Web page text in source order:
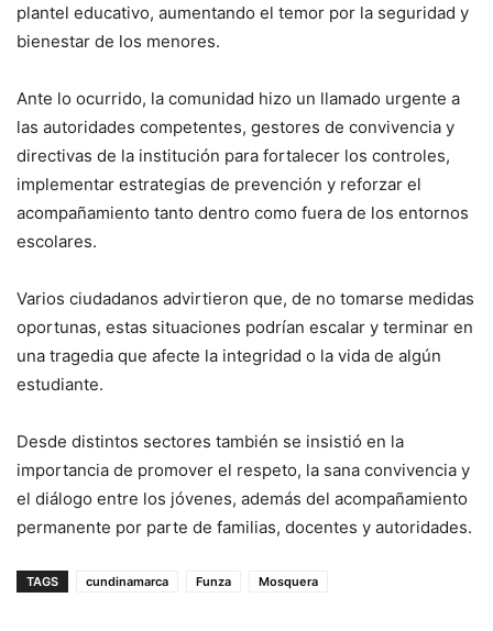
plantel educativo, aumentando el temor por la seguridad y
bienestar de los menores.
Ante lo ocurrido, la comunidad hizo un llamado urgente a
las autoridades competentes, gestores de convivencia y
directivas de la institución para fortalecer los controles,
implementar estrategias de prevención y reforzar el
acompañamiento tanto dentro como fuera de los entornos
escolares.
Varios ciudadanos advirtieron que, de no tomarse medidas
oportunas, estas situaciones podrían escalar y terminar en
una tragedia que afecte la integridad o la vida de algún
estudiante.
Desde distintos sectores también se insistió en la
importancia de promover el respeto, la sana convivencia y
el diálogo entre los jóvenes, además del acompañamiento
permanente por parte de familias, docentes y autoridades.
TAGS cundinamarca Funza Mosquera